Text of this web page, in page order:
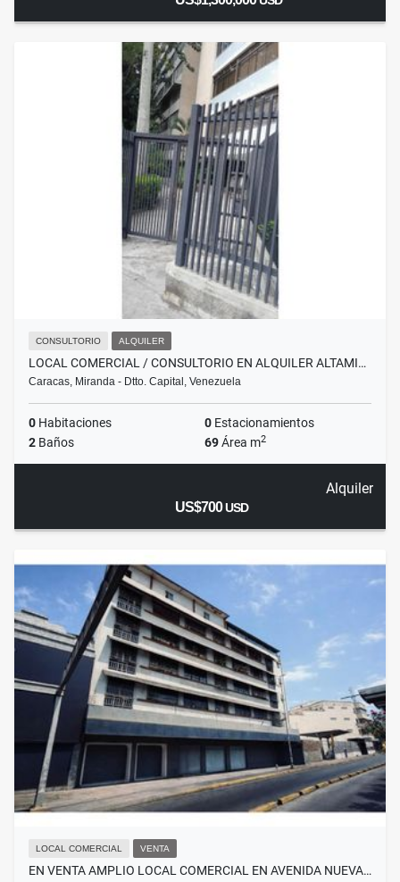
CONSULTORIO ALQUILER
LOCAL COMERCIAL / CONSULTORIO EN ALQUILER ALTAMI…
Caracas, Miranda - Dtto. Capital, Venezuela
0 Habitaciones 0 Estacionamientos
2 Baños 69Área m2
Alquiler
US$700USD
LOCAL COMERCIAL VENTA
EN VENTA AMPLIO LOCAL COMERCIAL EN AVENIDA NUEVA…